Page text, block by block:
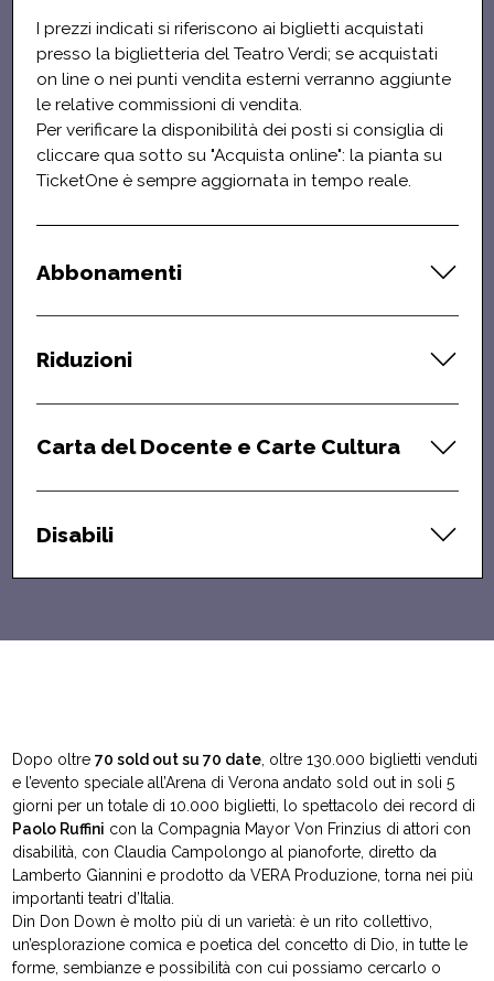
I prezzi indicati si riferiscono ai biglietti acquistati
presso la biglietteria del Teatro Verdi; se acquistati
on line o nei punti vendita esterni verranno aggiunte
le relative commissioni di vendita.
Per verificare la disponibilità dei posti si consiglia di
cliccare qua sotto su "Acquista online": la pianta su
TicketOne è sempre aggiornata in tempo reale.
Abbonamenti
Riduzioni
Carta del Docente e Carte Cultura
Disabili
Dopo oltre 70 sold out su 70 date, oltre 130.000 biglietti venduti
e l’evento speciale all’Arena di Verona andato sold out in soli 5
giorni per un totale di 10.000 biglietti, lo spettacolo dei record di
Paolo Ruffini con la Compagnia Mayor Von Frinzius di attori con
disabilità, con Claudia Campolongo al pianoforte, diretto da
Lamberto Giannini e prodotto da VERA Produzione, torna nei più
importanti teatri d’Italia.
Din Don Down è molto più di un varietà: è un rito collettivo,
un’esplorazione comica e poetica del concetto di Dio, in tutte le
forme, sembianze e possibilità con cui possiamo cercarlo o